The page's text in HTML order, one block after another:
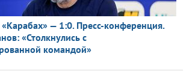
— 1:0. Пресс-конференция.
«Столкнулись с
командой»